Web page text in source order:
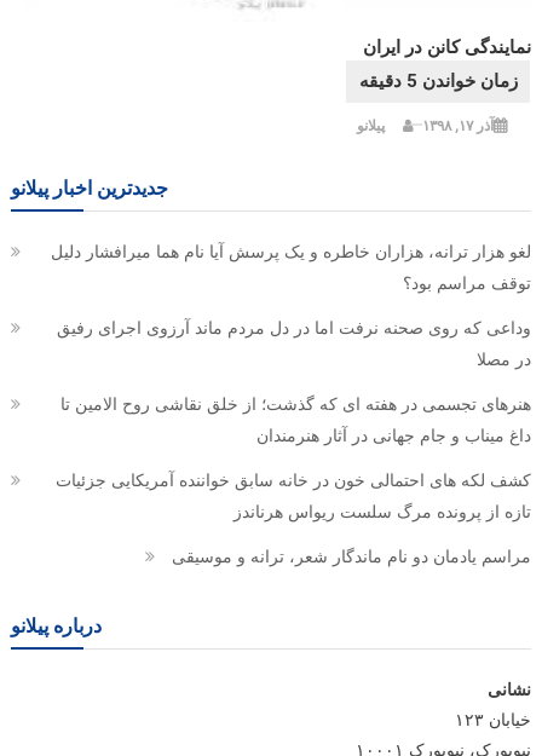
نمایندگی کانن در ایران
آذر ۱۷, ۱۳۹۸ پیلانو
جدیدترین اخبار پیلانو
لغو هزار ترانه، هزاران خاطره و یک پرسش آیا نام هما میرافشار دلیل
توقف مراسم بود؟
وداعی که روی صحنه نرفت اما در دل مردم ماند آرزوی اجرای رفیق
در مصلا
هنرهای تجسمی در هفته ای که گذشت؛ از خلق نقاشی روح الامین تا
داغ میناب و جام جهانی در آثار هنرمندان
کشف لکه های احتمالی خون در خانه سابق خواننده آمریکایی جزئیات
تازه از پرونده مرگ سلست ریواس هرناندز
مراسم یادمان دو نام ماندگار شعر، ترانه و موسیقی
درباره پیلانو
نشانی
خیابان ۱۲۳
نیویورک، نیویورک ۱۰۰۰۱